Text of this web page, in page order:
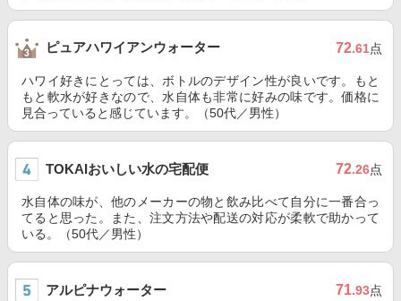
ピュアハワイアンウォーター 72.61点
ハワイ好きにとっては、ボトルのデザイン性が良いです。もと
もと軟水が好きなので、水自体も非常に好みの味です。価格に
見合っていると感じています。（50代／男性）
TOKAIおいしい水の宅配便 72.26点
水自体の味が、他のメーカーの物と飲み比べて自分に一番合っ
てると思った。また、注文方法や配送の対応が柔軟で助かって
いる。（50代／男性）
アルピナウォーター 71.93点